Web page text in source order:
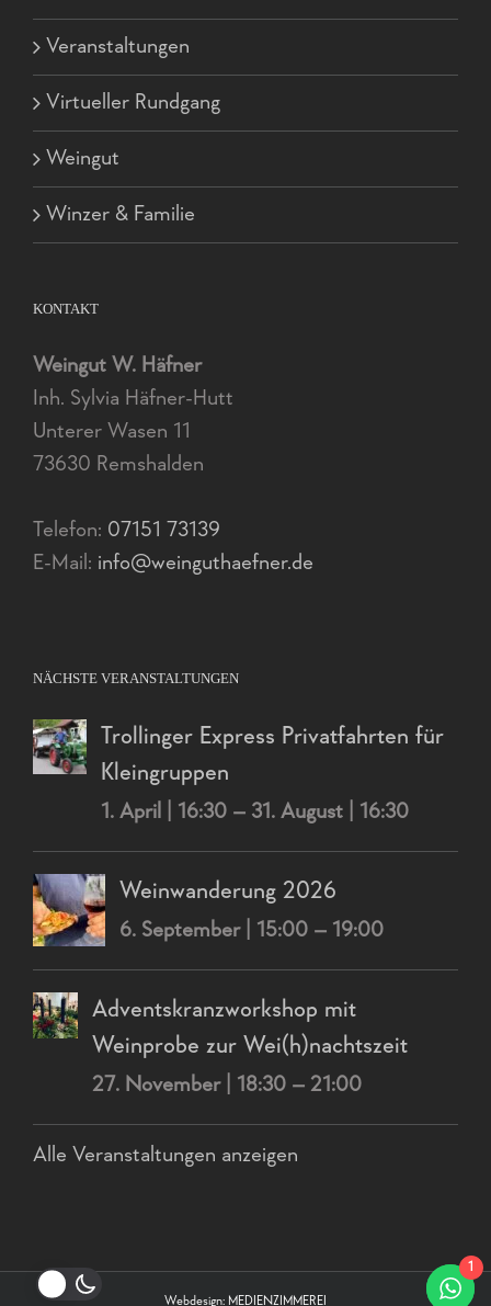
Veranstaltungen
Virtueller Rundgang
Weingut
Winzer & Familie
KONTAKT
Weingut W. Häfner
Inh. Sylvia Häfner-Hutt
Unterer Wasen 11
73630 Remshalden
Telefon: 07151 73139
E-Mail: info@weinguthaefner.de
NÄCHSTE VERANSTALTUNGEN
Trollinger Express Privatfahrten für
Kleingruppen
1. April | 16:30 – 31. August | 16:30
Weinwanderung 2026
6. September | 15:00 – 19:00
Adventskranzworkshop mit
Weinprobe zur Wei(h)nachtszeit
27. November | 18:30 – 21:00
Alle Veranstaltungen anzeigen
Webdesign: MEDIENZIMMEREI